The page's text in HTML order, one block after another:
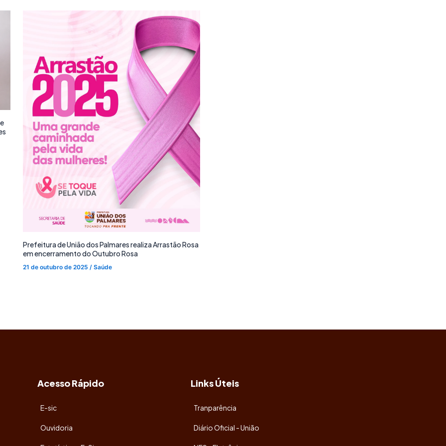
Prefeitura de União dos Palmares realiza Arrastão Rosa
em encerramento do Outubro Rosa
21 de outubro de 2025 / Saúde
Acesso Rápido
E-sic
Ouvidoria
Links Úteis
Tranparência
Diário Oficial - União